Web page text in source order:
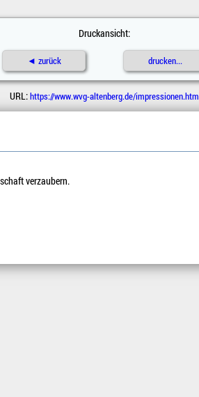
Druckansicht:
◄ zurück drucken...
URL:https://www.wvg-altenberg.de/impressionen.htm
verzaubern.